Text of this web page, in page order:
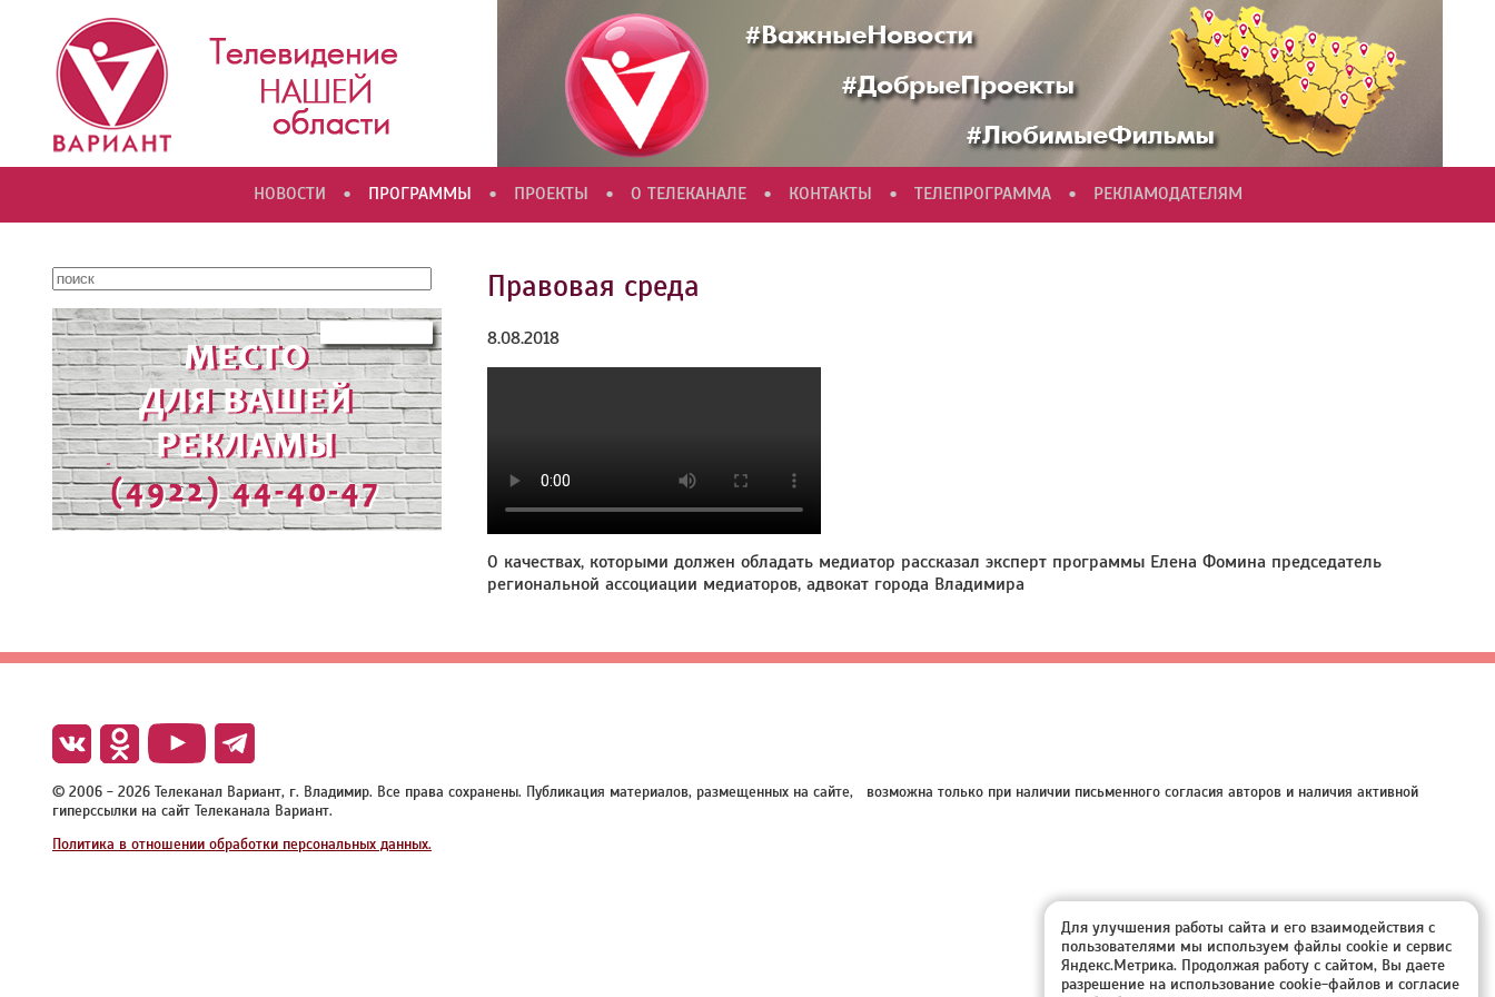
НОВОСТИ • ПРОГРАММЫ • ПРОЕКТЫ • О ТЕЛЕКАНАЛЕ • КОНТАКТЫ • ТЕЛЕПРОГРАММА • РЕКЛАМОДАТЕЛЯМ
Правовая среда
8.08.2018
О качествах, которыми должен обладать медиатор рассказал эксперт программы Елена Фомина председатель
региональной ассоциации медиаторов, адвокат города Владимира
© 2006 - 2026 Телеканал Вариант, г. Владимир. Все права сохранены. Публикация материалов, размещенных на сайте, возможна только при наличии письменного согласия авторов и наличия активной
гиперссылки на сайт Телеканала Вариант.
Политика в отношении обработки персональных данных.
Для улучшения работы сайта и его взаимодействия с
пользователями мы используем файлы cookie и сервис
Яндекс.Метрика. Продолжая работу с сайтом, Вы даете
разрешение на использование cookie-файлов и согласие